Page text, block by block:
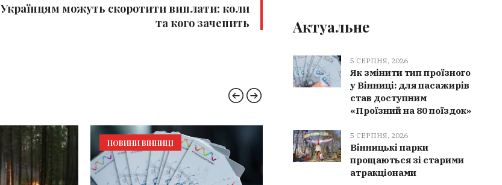
Українцям можуть скоротити виплати: коли
та кого зачепить
НОВИНИ ВІННИЦІ ВІННИЧЧИНА
Актуальне
5 СЕРПНЯ, 2026
Як змінити тип проїзного
у Вінниці: для пасажирів
став доступним
«Проїзний на 80 поїздок»
5 СЕРПНЯ, 2026
Вінницькі парки
прощаються зі старими
атракціонами